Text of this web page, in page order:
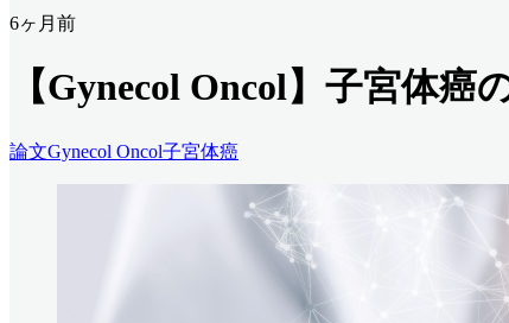
6ヶ月前
【Gynecol Oncol】子宮体
論文Gynecol Oncol子宮体癌